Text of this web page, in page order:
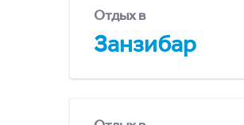
Отдых в
Занзибар